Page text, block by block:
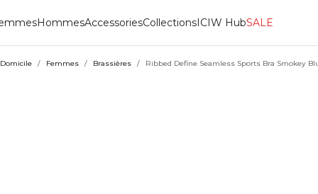
HommesAccessoriesCollectionsICIW HubSALE
Domicile / Femmes / Brassières / Ribbed Define Seamless Sports Bra Smokey